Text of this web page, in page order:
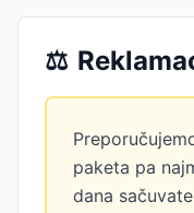
⚖️
paketa pa
dana